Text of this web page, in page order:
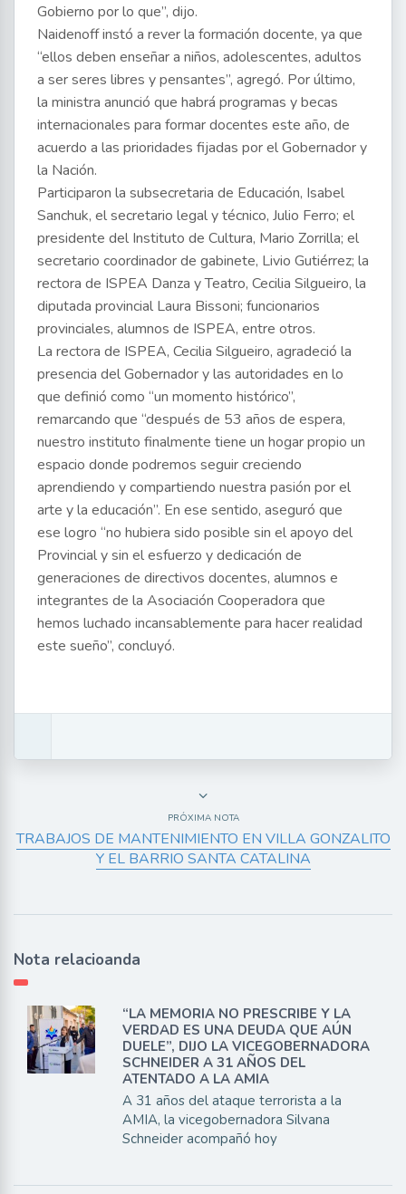
Gobierno por lo que”, dijo.
Naidenoff instó a rever la formación docente, ya que
“ellos deben enseñar a niños, adolescentes, adultos
a ser seres libres y pensantes”, agregó. Por último,
la ministra anunció que habrá programas y becas
internacionales para formar docentes este año, de
acuerdo a las prioridades fijadas por el Gobernador y
la Nación.
Participaron la subsecretaria de Educación, Isabel
Sanchuk, el secretario legal y técnico, Julio Ferro; el
presidente del Instituto de Cultura, Mario Zorrilla; el
secretario coordinador de gabinete, Livio Gutiérrez; la
rectora de ISPEA Danza y Teatro, Cecilia Silgueiro, la
diputada provincial Laura Bissoni; funcionarios
provinciales, alumnos de ISPEA, entre otros.
La rectora de ISPEA, Cecilia Silgueiro, agradeció la
presencia del Gobernador y las autoridades en lo
que definió como “un momento histórico”,
remarcando que “después de 53 años de espera,
nuestro instituto finalmente tiene un hogar propio un
espacio donde podremos seguir creciendo
aprendiendo y compartiendo nuestra pasión por el
arte y la educación”. En ese sentido, aseguró que
ese logro “no hubiera sido posible sin el apoyo del
Provincial y sin el esfuerzo y dedicación de
generaciones de directivos docentes, alumnos e
integrantes de la Asociación Cooperadora que
hemos luchado incansablemente para hacer realidad
este sueño”, concluyó.
PRÓXIMA NOTA
TRABAJOS DE MANTENIMIENTO EN VILLA GONZALITO
Y EL BARRIO SANTA CATALINA
Nota relacioanda
“LA MEMORIA NO PRESCRIBE Y LA
VERDAD ES UNA DEUDA QUE AÚN
DUELE”, DIJO LA VICEGOBERNADORA
SCHNEIDER A 31 AÑOS DEL
ATENTADO A LA AMIA
A 31 años del ataque terrorista a la
AMIA, la vicegobernadora Silvana
Schneider acompañó hoy